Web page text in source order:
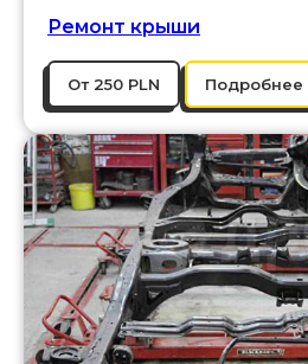
Ремонт крыши
От 250 PLN Подробнее